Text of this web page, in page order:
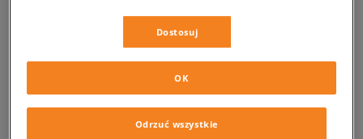
Dostosuj
Odrzuć wszystkie
OK